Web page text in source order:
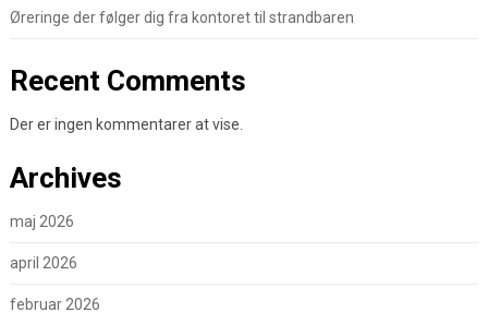
Øreringe der følger dig fra kontoret til strandbaren
Recent Comments
Der er ingen kommentarer at vise.
Archives
maj 2026
april 2026
februar 2026